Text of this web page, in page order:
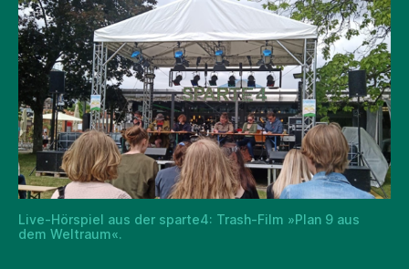
Live-Hörspiel aus der sparte4: Trash-Film »Plan 9 aus
dem Weltraum«.